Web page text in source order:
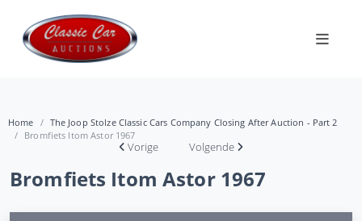
Home
The Joop Stolze Classic Cars Company Closing After Auction - Part 2
Bromfiets Itom Astor 1967
Vorige Volgende
Bromfiets Itom Astor 1967